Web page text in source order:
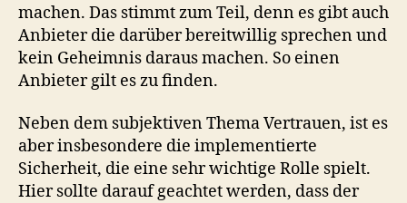
machen. Das stimmt zum Teil, denn es gibt auch
Anbieter die darüber bereitwillig sprechen und
kein Geheimnis daraus machen. So einen
Anbieter gilt es zu finden.
Neben dem subjektiven Thema Vertrauen, ist es
aber insbesondere die implementierte
Sicherheit, die eine sehr wichtige Rolle spielt.
Hier sollte darauf geachtet werden, dass der